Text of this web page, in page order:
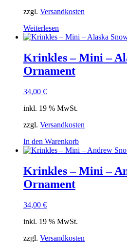
zzgl. Versandkosten
Weiterlesen
Krinkles – Mini –
Ornament
34,00 €
inkl. 19 % MwSt.
zzgl. Versandkosten
In den Warenkorb
Krinkles – Mini –
Ornament
34,00 €
inkl. 19 % MwSt.
zzgl. Versandkosten